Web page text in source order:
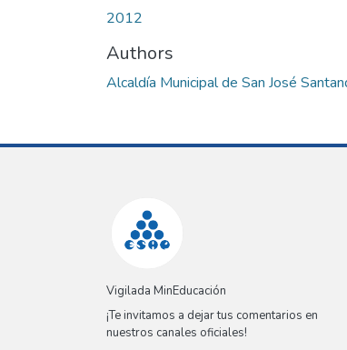
2012
Authors
Alcaldía Municipal de San José
Vigilada MinEducación
¡Te invitamos a dejar tus comentarios en
nuestros canales oficiales!